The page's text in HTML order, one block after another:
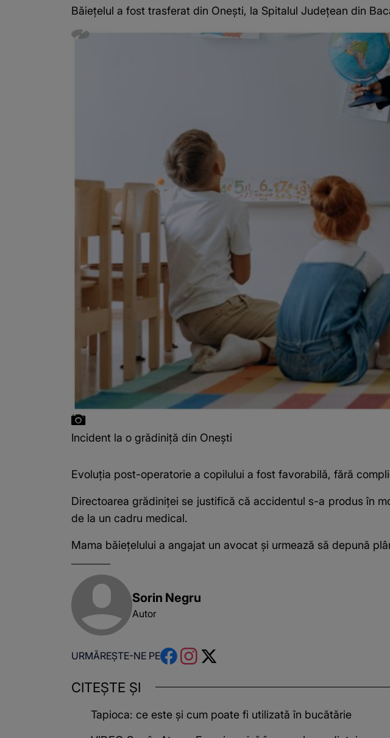
Băiețelul a fost trasferat din Onești, la Spitalul Județean din
Incident la o grădiniță din Onești
Evoluția post-operatorie a copilului a fost favorabilă, fără
Directoarea grădiniței se justifică că accidentul s-a produs în
de la un cadru medical.
Mama băiețelului a angajat un avocat și urmează să depună
Sorin Negru
Autor
URMĂREȘTE-NE PE
CITEȘTE ȘI
Tapioca: ce este și cum poate fi utilizată în bucătărie